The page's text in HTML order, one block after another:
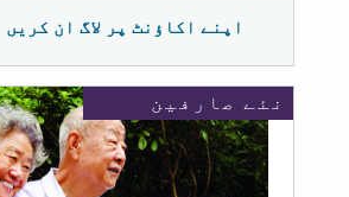
اپنے اکاؤنٹ پر لاگ ان کریں
نئے صارفین